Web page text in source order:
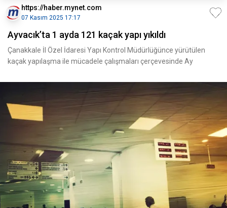
https://haber.mynet.com
07 Kasım 2025 17:17
Ayvacık’ta 1 ayda 121 kaçak yapı yıkıldı
Çanakkale İl Özel İdaresi Yapı Kontrol Müdürlüğünce yürütülen
kaçak yapılaşma ile mücadele çalışmaları çerçevesinde Ay